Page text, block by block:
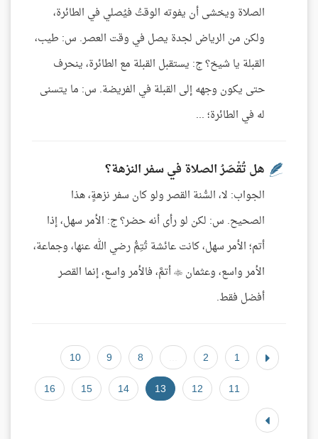
الصلاة ويخشى أن يفوته الوقتُ فيُصلي في الطائرة،
ولكن من الرياض لجدة يصل في وقت العصر. س: طيب،
القبلة يا شيخ؟ ج: يستقبل القبلة مع الطائرة، ينحرف
حتى يكون وجهه إلى القبلة في الفريضة. س: ما يتسنى
له في الطائرة؛ ...
هل تُقْصَرُ الصلاة في سفر النزهة؟
الجواب: لا، السُّنة القصر ولو كان سفر نزهةٍ، هذا
الصحيح. س: لكن لو رأى أنه حضر؟ ج: الأمر سهل، إذا
أتم؛ الأمر سهل، كانت عائشة تُتِمُّ رضي الله عنها، وجماعة،
الأمر واسع، وعثمان  أتمَّ، فالأمر واسع، إنما القصر
أفضل فقط.
1
2
8
9
10
11
12
13
14
15
16